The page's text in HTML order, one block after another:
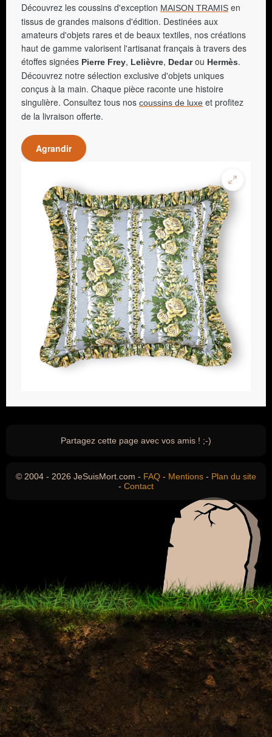
Découvrez les coussins d'exception MAISON TRAMIS en
tissus de grandes maisons d'édition. Destinées aux
amateurs d'objets rares et de beaux textiles, nos créations
haut de gamme valorisent l'artisanat français à travers des
étoffes signées Pierre Frey, Lelièvre, Dedarou Hermès.
Découvrez notre sélection exclusive d'objets uniques
conçus à la main. Chaque pièce raconte une histoire
singulière. Consultez tous nos coussins de luxe et profitez
de la livraison offerte.
Agrandir
Partagez cette page avec vos amis ! ;-)
© 2004 - 2026 JeSuisMort.com - FAQ - Mentions - Plan du site
- Contact